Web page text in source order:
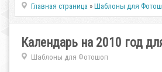
Главная страница »Шаблоны для
Календарь на 2010 год
Шаблоны для Фотошоп